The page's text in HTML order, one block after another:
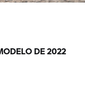
DE 2022